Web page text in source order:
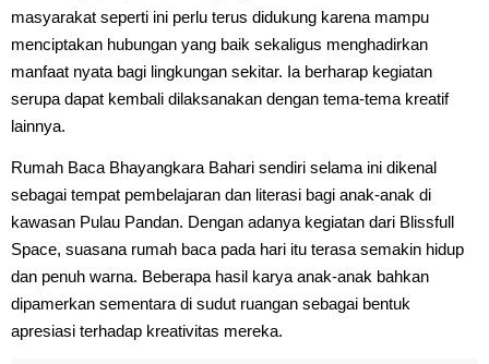
masyarakat seperti ini perlu terus didukung karena mampu
menciptakan hubungan yang baik sekaligus menghadirkan
manfaat nyata bagi lingkungan sekitar. Ia berharap kegiatan
serupa dapat kembali dilaksanakan dengan tema-tema kreatif
lainnya.
Rumah Baca Bhayangkara Bahari sendiri selama ini dikenal
sebagai tempat pembelajaran dan literasi bagi anak-anak di
kawasan Pulau Pandan. Dengan adanya kegiatan dari Blissfull
Space, suasana rumah baca pada hari itu terasa semakin hidup
dan penuh warna. Beberapa hasil karya anak-anak bahkan
dipamerkan sementara di sudut ruangan sebagai bentuk
apresiasi terhadap kreativitas mereka.